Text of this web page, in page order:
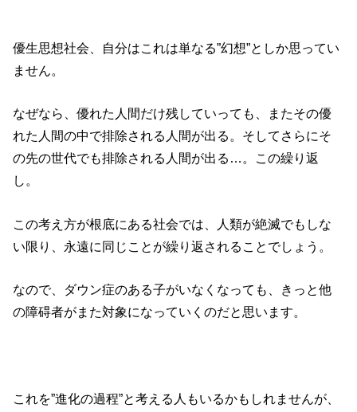
優生思想社会、自分はこれは単なる”幻想”としか思ってい
ません。
なぜなら、優れた人間だけ残していっても、またその優
れた人間の中で排除される人間が出る。そしてさらにそ
の先の世代でも排除される人間が出る…。この繰り返
し。
この考え方が根底にある社会では、人類が絶滅でもしな
い限り、永遠に同じことが繰り返されることでしょう。
なので、ダウン症のある子がいなくなっても、きっと他
の障碍者がまた対象になっていくのだと思います。
これを”進化の過程”と考える人もいるかもしれませんが、